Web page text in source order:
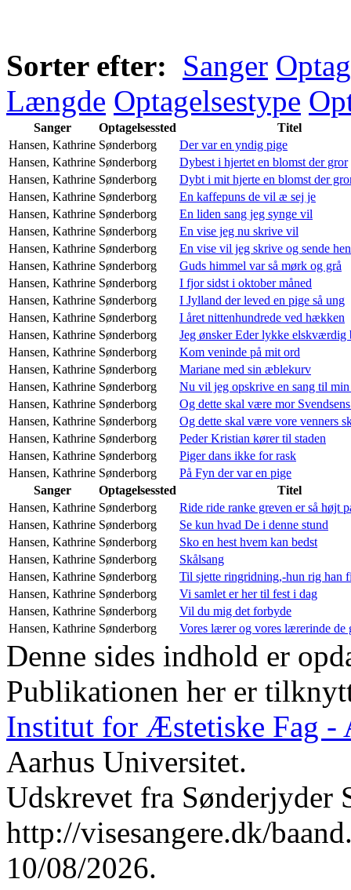
Sorter efter: Sanger
Længde Optagelsestype
Sanger Optagelsessted
Titel
Hansen, Kathrine Sønderborg
Der var en yndig pige
Hansen, Kathrine Sønderborg
Dybest i hjertet en blomst der gror
Hansen, Kathrine Sønderborg
Dybt i mit hjerte en blomst der
Hansen, Kathrine Sønderborg
En kaffepuns de vil æ sej je
Hansen, Kathrine Sønderborg
En liden sang jeg synge vil
Hansen, Kathrine Sønderborg
En vise jeg nu skrive vil
Hansen, Kathrine Sønderborg
En vise vil jeg skrive og sende
Hansen, Kathrine Sønderborg
Guds himmel var så mørk og grå
Hansen, Kathrine Sønderborg
I fjor sidst i oktober måned
Hansen, Kathrine Sønderborg
I Jylland der leved en pige så ung
Hansen, Kathrine Sønderborg
I året nittenhundrede ved hækken
Hansen, Kathrine Sønderborg
Jeg ønsker Eder lykke elskværdig
Hansen, Kathrine Sønderborg
Kom veninde på mit ord
Hansen, Kathrine Sønderborg
Mariane med sin æblekurv
Hansen, Kathrine Sønderborg
Nu vil jeg opskrive en sang til
Hansen, Kathrine Sønderborg
Og dette skal være mor
Hansen, Kathrine Sønderborg
Og dette skal være vore venners
Hansen, Kathrine Sønderborg
Peder Kristian kører til staden
Hansen, Kathrine Sønderborg
Piger dans ikke for rask
Hansen, Kathrine Sønderborg
På Fyn der var en pige
Sanger
Optagelsessted
Titel
Hansen, Kathrine Sønderborg
Ride ride ranke greven er så højt
Hansen, Kathrine Sønderborg
Se kun hvad De i denne stund
Hansen, Kathrine Sønderborg
Sko en hest hvem kan bedst
Hansen, Kathrine Sønderborg
Skålsang
Hansen, Kathrine Sønderborg
Til sjette ringridning,-hun rig han
Hansen, Kathrine Sønderborg
Vi samlet er her til fest i dag
Hansen, Kathrine Sønderborg
Vil du mig det forbyde
Hansen, Kathrine Sønderborg Vores lærer og vores lærerinde de
Denne sides indhold er
Publikationen her er
Institut for Æstetiske Fag -
Aarhus Universitet.
Udskrevet fra Sønderjyder
http://visesangere.dk/
10/08/2026.